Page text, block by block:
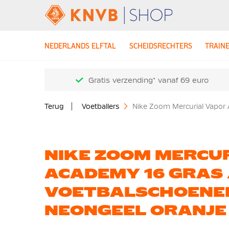
NEDERLANDS ELFTAL SCHEIDSRECHTERS
Gratis verzending* vanaf 69 euro
Terug Voetballers Nike Zoom Mercurial Vapor
NIKE ZOOM
ACADEMY 16
NEONGEEL ORANJE